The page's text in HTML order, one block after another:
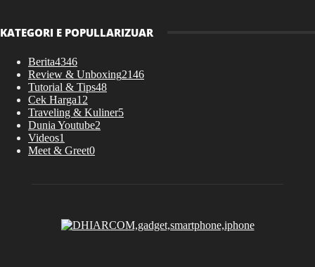
KATEGORI E POPULLARIZUAR
Berita4346
Review & Unboxing2146
Tutorial & Tips48
Cek Harga12
Traveling & Kuliner5
Dunia Youtube2
Videos1
Meet & Greet0